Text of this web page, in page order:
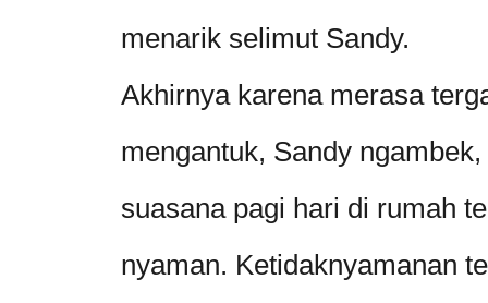
menarik selimut Sandy.
Akhirnya karena merasa
mengantuk, Sandy
suasana pagi hari di rumah
nyaman. Ketidaknyamanan